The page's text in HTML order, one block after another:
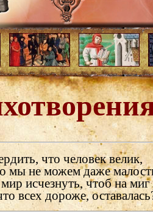
что человек велик,
мы не можем даже
мир исчезнуть, чтоб на миг
всех дороже,